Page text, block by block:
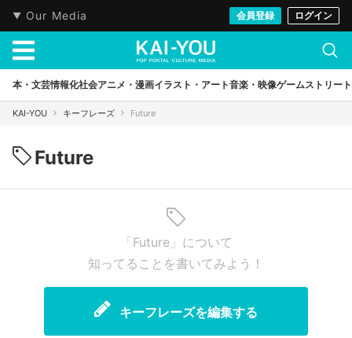
Our Media 会員登録 ログイン
本・文芸情報化社会アニメ・漫画イラスト・アート音楽・映像ゲームストリート
KAI-YOU キーフレーズ Future
Future
「Future」について
知ってることを書いてみよう！
キーフレーズを編集する